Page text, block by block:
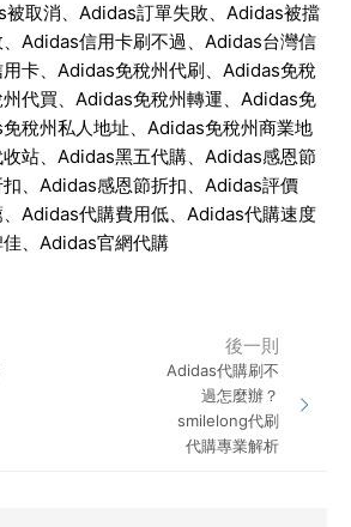
被取消、 Adidas訂單失敗、 Adidas被擋
Adidas信用卡刷不過、 Adidas台灣信
卡、 Adidas免稅州代刷、 Adidas免稅
代買、 Adidas免稅州轉運、 Adidas免
免稅州私人地址、 Adidas免稅州商業地
站、 Adidas黑五代購、 Adidas感恩節
、 Adidas感恩節折扣、 Adidas評價
Adidas代購費用低、 Adidas代購速度
、 Adidas官網代購
後一則
Adidas代購刷不
過怎麼辦？
smilelong代刷
代購專業解析